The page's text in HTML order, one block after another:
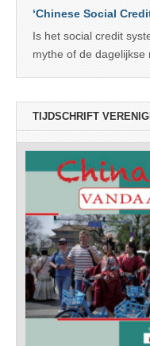
‘Chinese Social
Is het social credit
mythe of de dagelijkse
TIJDSCHRIFT